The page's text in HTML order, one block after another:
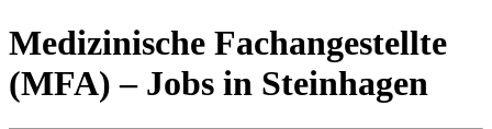
Medizinische Fachangestellte
(MFA) – Jobs in Steinhagen